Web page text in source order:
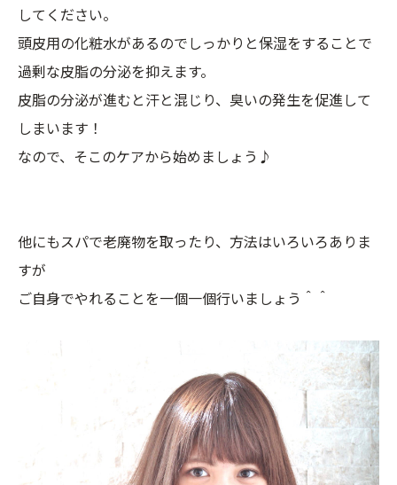
してください。
頭皮用の化粧水があるのでしっかりと保湿をすることで
過剰な皮脂の分泌を抑えます。
皮脂の分泌が進むと汗と混じり、臭いの発生を促進して
しまいます！
なので、そこのケアから始めましょう♪
他にもスパで老廃物を取ったり、方法はいろいろありま
すが
ご自身でやれることを一個一個行いましょう＾＾